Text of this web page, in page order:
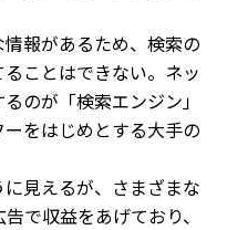
報があるため、検索の
ことはできない。ネッ
のが「検索エンジン」
をはじめとする大手の
見えるが、さまざまな
で収益をあげており、